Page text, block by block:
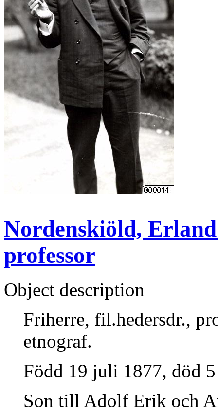
Nordenskiöld,
professor
Object description
Friherre, fil.hedersdr.,
etnograf.
Född 19 juli 1877, död
Son till Adolf Erik och